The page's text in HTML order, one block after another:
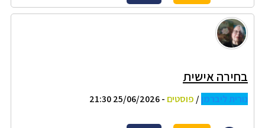
בחירה אישית
נורית ליברמן/ פוסטים - 25/06/2026 21:30